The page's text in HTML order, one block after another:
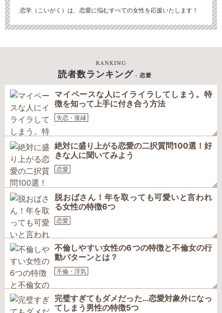
恋学（こいがく）は、恋愛に悩むすべての女性を応援いたします！
RANKING
読者数ランキング - 恋愛
マイペースな人にイライラしてしまう。特
徴を知って上手に付き合う方法
失恋・復縁
絶対に盛り上がる恋愛の二択質問100選！好
きな人に聞いてみよう
恋愛
脱おばさん！年を取っても可愛いと言われ
る女性の特徴6つ
恋愛
不倫しやすい女性の6つの特徴と不倫女の行
動パターンとは？
不倫・浮気
完璧すぎてもダメだった…恋愛対象外になっ
てしまう男性の特徴5つ